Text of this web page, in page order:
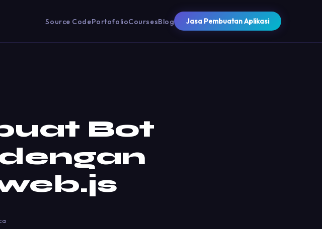
Source CodePortofolioCoursesBlog Jasa Pembuatan Aplikasi
Bot